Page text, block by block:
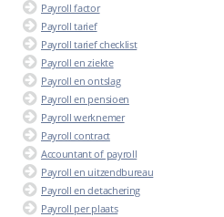
Payroll factor
Payroll tarief
Payroll tarief checklist
Payroll en ziekte
Payroll en ontslag
Payroll en pensioen
Payroll werknemer
Payroll contract
Accountant of payroll
Payroll en uitzendbureau
Payroll en detachering
Payroll per plaats